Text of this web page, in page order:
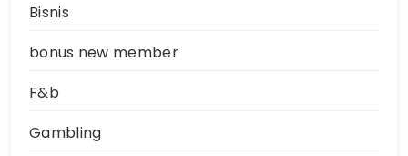
Bisnis
bonus new member
F&b
Gambling